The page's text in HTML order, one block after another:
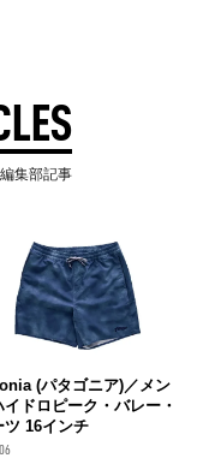
集部記事
(パタゴニア)／メン
イドロピーク・バレー・
ツ 16インチ